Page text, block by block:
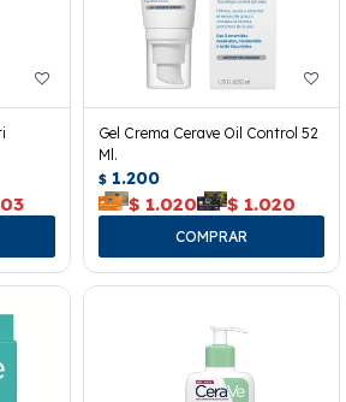
Gel Crema Cerave Oil Control 52
Ml.
$ 1.200
$ 1.020 $ 1.020